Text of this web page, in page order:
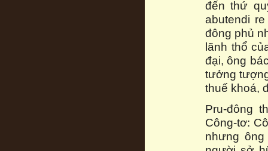
đến thứ
abutendi
đông phủ
lãnh thổ
đại, ông
tưởng
thuế khoá,
Pru-đông
Công-tơ:
nhưng